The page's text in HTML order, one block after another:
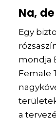
Na,
Egy
mondja
Female
a